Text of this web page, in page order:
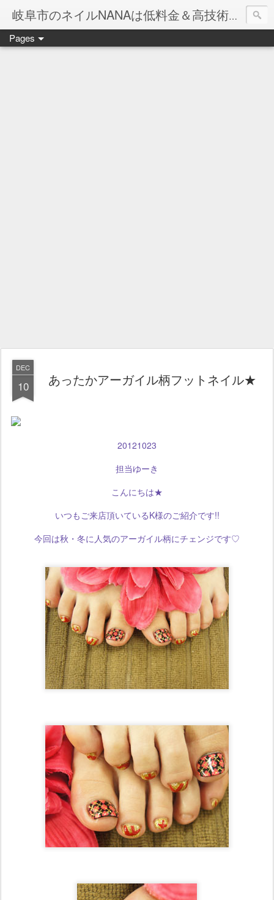
岐阜市のネイルNANAは低料金＆高技術のお店
ネイル岐阜市NANAです♪♪
Pages
DEC
10 あったかアーガイル柄フットネイル★
20121023
担当ゆーき
こんにちは★
いつもご来店頂いているK様のご紹介です!!
今回は秋・冬に人気のアーガイル柄にチェンジです♡